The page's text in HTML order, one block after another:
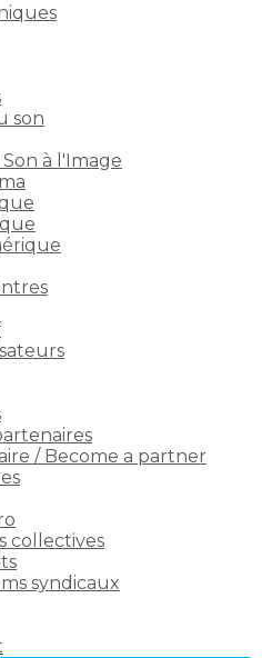
son
à l'Image
/ Become a partner
collectives
syndicaux